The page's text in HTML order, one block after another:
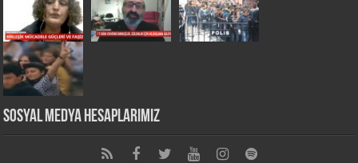
Sosyal Medya Hesaplarımız